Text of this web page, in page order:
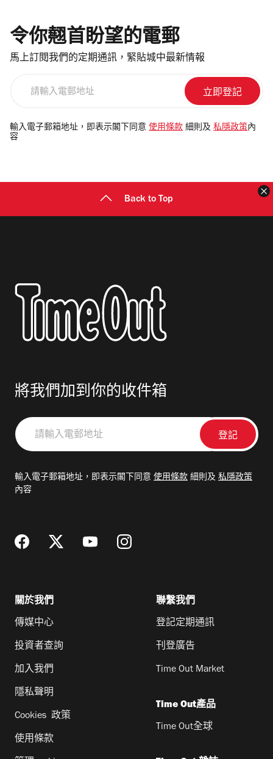
令你翹首盼望的電郵
馬上訂閱我們的定期通訊，緊貼城中最新情報
電
郵
輸入電子郵箱地址，即表示閣下同意 使用條款 細則及 私隱政策 內
容
Back to Top
將我們加到你的收件箱
請
輸
郵
輸入電子郵箱地址，即表示閣下同意 使用條款 細則及 私隱政策
內容
關於我們
傳媒中心
投資者查詢
加入我們
隱私聲明
Cookies 政策
使用條款
聯繫我們
登記定期通訊
刊登廣告
Time Out Market
Time Out產品
Time Out全球